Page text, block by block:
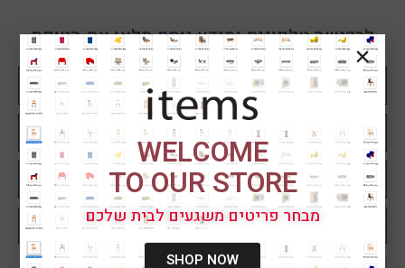
לרכישה טלפונית ומידע נוסף מלאו את הטופס
הבא
קראתי ומאשר/ת את מדיניות הפרטיות
WELCOME
TO OUR STORE
מבחר פריטים משגעים לבית שלכם
SHOP NOW